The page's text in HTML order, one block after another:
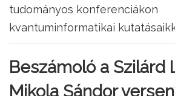
tudományos konferenciákon
kvantuminformatikai
Beszámoló a Szilárd
Mikola Sándor